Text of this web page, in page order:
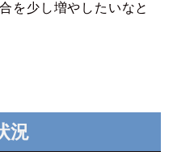
を少し増やしたいなと
況